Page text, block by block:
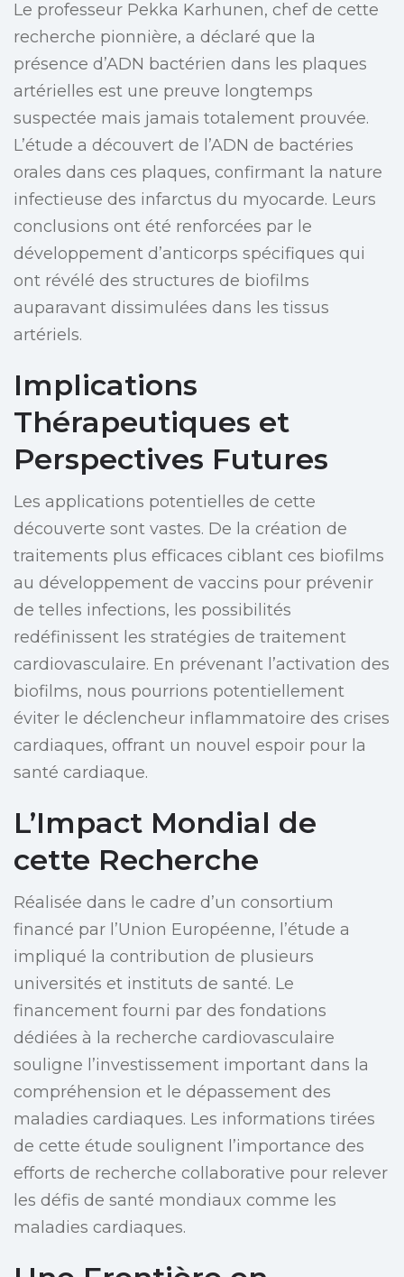
Le professeur Pekka Karhunen, chef de cette
recherche pionnière, a déclaré que la
présence d’ADN bactérien dans les plaques
artérielles est une preuve longtemps
suspectée mais jamais totalement prouvée.
L’étude a découvert de l’ADN de bactéries
orales dans ces plaques, confirmant la nature
infectieuse des infarctus du myocarde. Leurs
conclusions ont été renforcées par le
développement d’anticorps spécifiques qui
ont révélé des structures de biofilms
auparavant dissimulées dans les tissus
artériels.
Implications
Thérapeutiques et
Perspectives Futures
Les applications potentielles de cette
découverte sont vastes. De la création de
traitements plus efficaces ciblant ces biofilms
au développement de vaccins pour prévenir
de telles infections, les possibilités
redéfinissent les stratégies de traitement
cardiovasculaire. En prévenant l’activation des
biofilms, nous pourrions potentiellement
éviter le déclencheur inflammatoire des crises
cardiaques, offrant un nouvel espoir pour la
santé cardiaque.
L’Impact Mondial de
cette Recherche
Réalisée dans le cadre d’un consortium
financé par l’Union Européenne, l’étude a
impliqué la contribution de plusieurs
universités et instituts de santé. Le
financement fourni par des fondations
dédiées à la recherche cardiovasculaire
souligne l’investissement important dans la
compréhension et le dépassement des
maladies cardiaques. Les informations tirées
de cette étude soulignent l’importance des
efforts de recherche collaborative pour relever
les défis de santé mondiaux comme les
maladies cardiaques.